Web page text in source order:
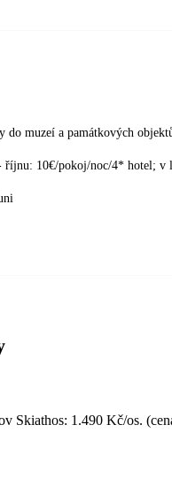
do muzeí a památkových
10€/pokoj/noc/4* hotel; v
Skiathos: 1.490 Kč/os.